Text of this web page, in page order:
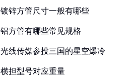
镀锌方管尺寸一般有哪些
铝方管有哪些常见规格
光线传媒参投三国的星空爆冷
横担型号对应重量